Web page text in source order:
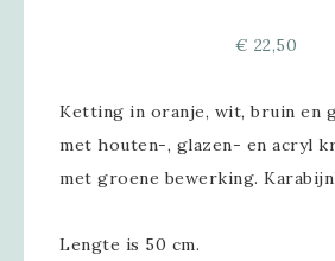
€ 22,50
Ketting in oranje, wit, bruin en
met houten-, glazen- en acryl
met groene bewerking.
Lengte is 50 cm.